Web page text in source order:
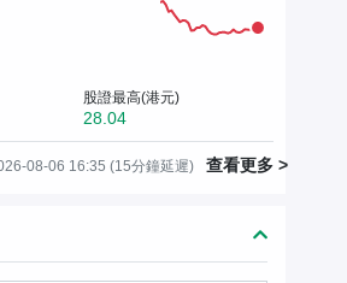
股證最高(港元)
28.04
08-06 16:35 (15分鐘延遲) 查看更多 >